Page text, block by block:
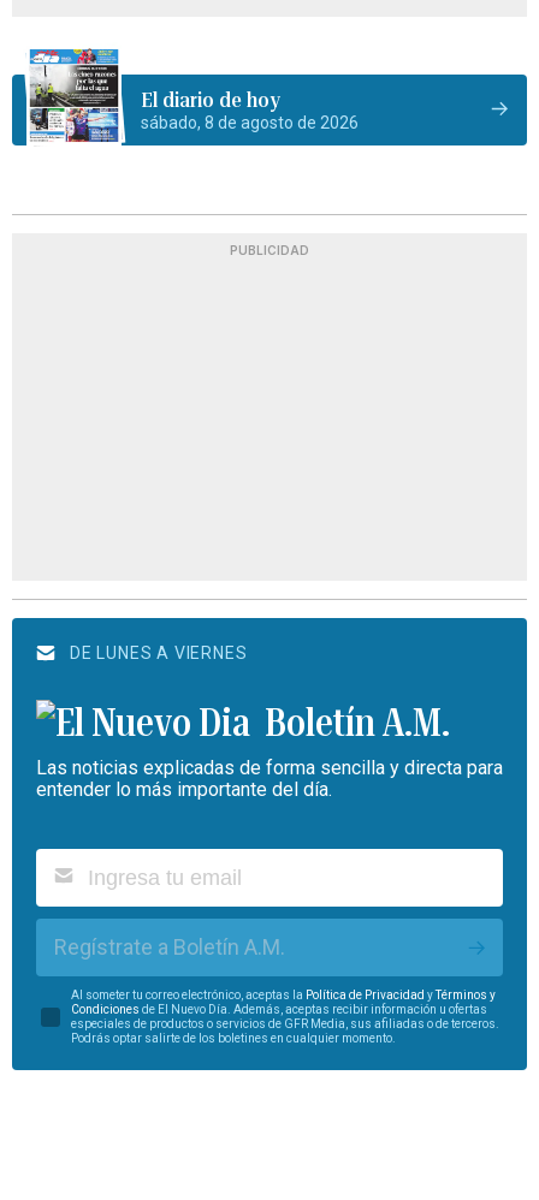
El diario de hoy
sábado, 8 de agosto de 2026
PUBLICIDAD
DE LUNES A VIERNES
Boletín A.M.
Las noticias explicadas de forma sencilla y directa para
entender lo más importante del día.
Regístrate a Boletín A.M.
Al someter tu correo electrónico, aceptas la Política de Privacidad y
Términos y
Condiciones de El Nuevo Día. Además, aceptas recibir información u ofertas
especiales de productos o servicios de GFR Media, sus afiliadas o de terceros.
Podrás optar salirte de los boletines en cualquier momento.